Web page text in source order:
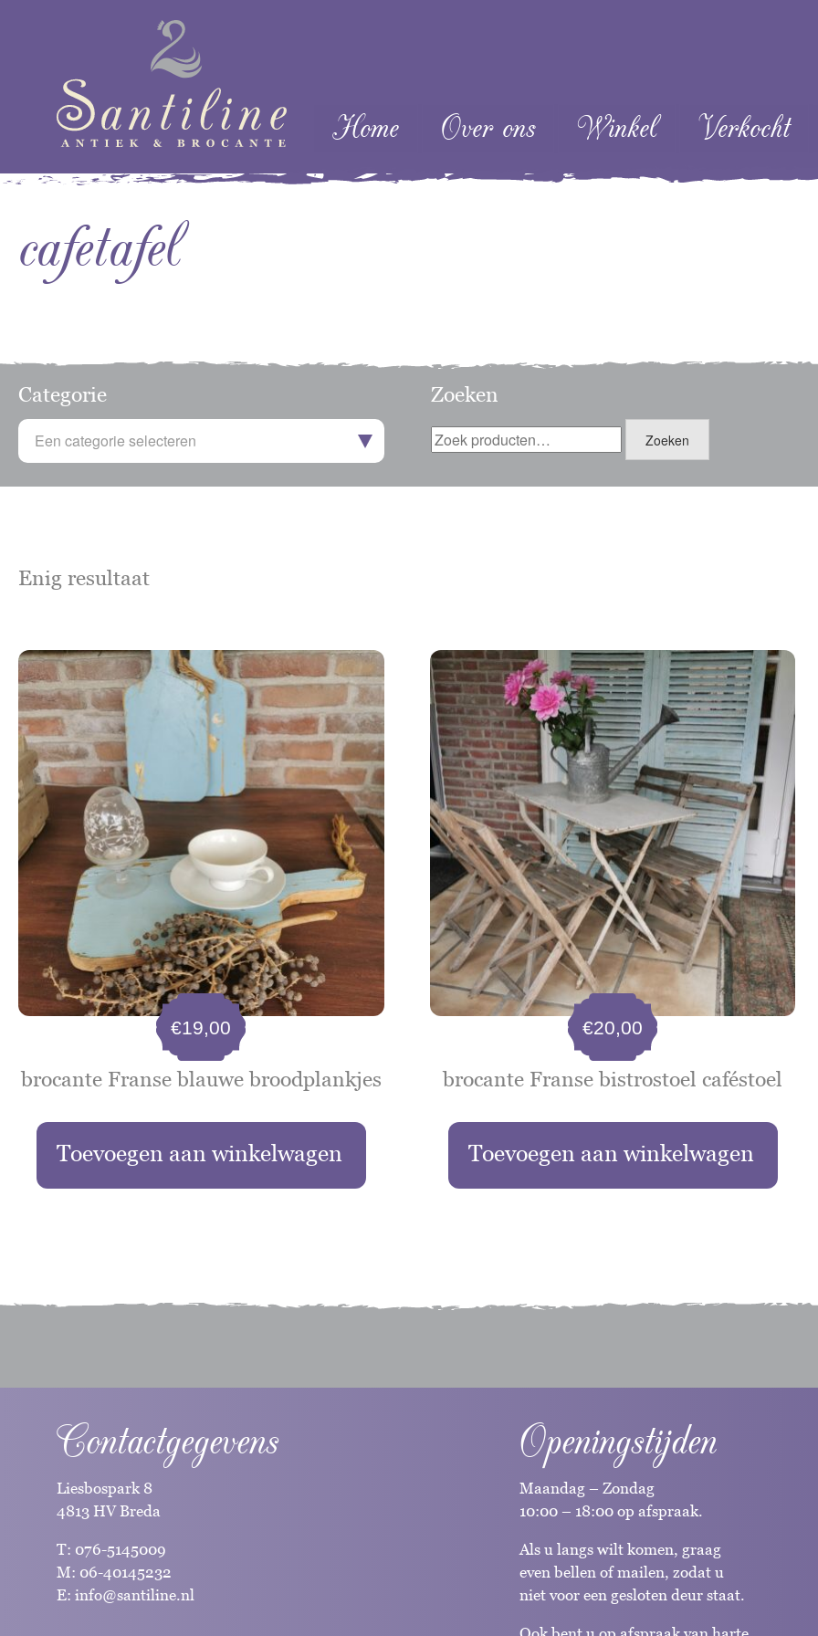
Menu
Skip naar content
Home Over ons Winkel Verkocht
cafetafel
Categorie
Een categorie selecteren
Zoeken
Zoeken
naar:
Zoeken
Enig resultaat
brocante Franse blauwe broodplankjes
€19,00
Toevoegen aan winkelwagen
brocante Franse bistrostoel caféstoel
€20,00
Toevoegen aan winkelwagen
Contactgegevens
Liesbospark 8
4813 HV Breda
T: 076-5145009
M: 06-40145232
E: info@santiline.nl
Openingstijden
Maandag – Zondag
10:00 – 18:00 op afspraak.
Als u langs wilt komen, graag
even bellen of mailen, zodat u
niet voor een gesloten deur staat.